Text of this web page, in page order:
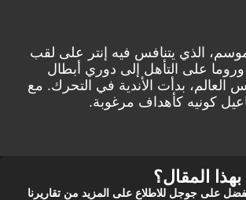
الذي يتنافس فيه إنتر على لقب
وروما على التأهل إلى دوري أبطال
العالم، بدأت الأندية في التحرك. مع
كونيه كأهداف مرغوبة.
المقال؟
على جوجل للاطلاع على المزيد من تقاريرنا